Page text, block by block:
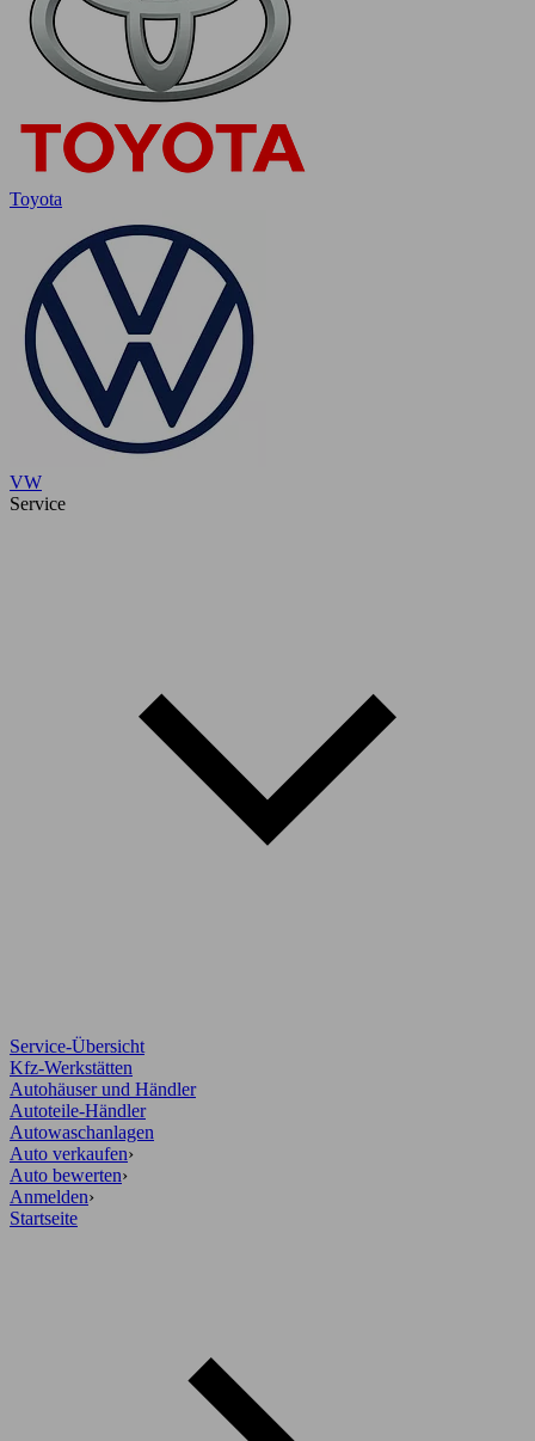
Toyota
VW
Service
Service-Übersicht
Kfz-Werkstätten
Autohäuser und Händler
Autoteile-Händler
Autowaschanlagen
Auto verkaufen›
Auto bewerten›
Anmelden›
Startseite